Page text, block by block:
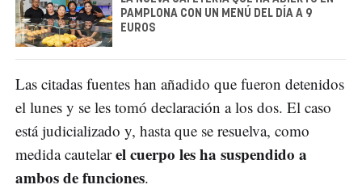
PAMPLONA CON UN MENÚ DEL DÍA A 9
EUROS
Las citadas fuentes han añadido que fueron detenidos
el lunes y se les tomó declaración a los dos. El caso
está judicializado y, hasta que se resuelva, como
medida cautelarel cuerpo les ha suspendido a
ambos de funciones.